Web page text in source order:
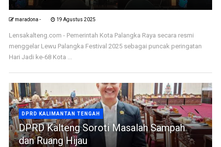
maradona - 19 Agustus 2025
Lensakalteng.com - Pemerintah Kota Palangka Raya secara resmi
menggelar Lewu Palangka Festival 2025 sebagai puncak peringatan
Hari Jadi ke-68 Kota ...
DPRD KALIMANTAN TENGAH
DPRD Kalteng Soroti Masalah Sampah
dan Ruang Hijau